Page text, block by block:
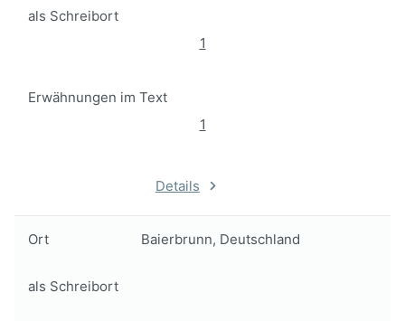
als Schreibort
1
Erwähnungen im Text
1
Details
Ort Baierbrunn, Deutschland
als Schreibort